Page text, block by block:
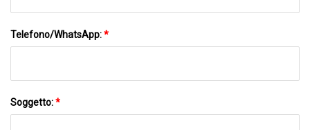
Telefono/WhatsApp:*
Soggetto:*